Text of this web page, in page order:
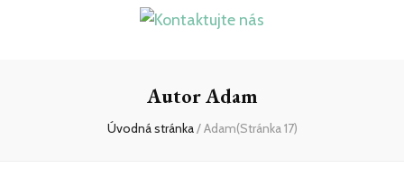
AutorAdam
Úvodná stránka/Adam(Stránka 17)